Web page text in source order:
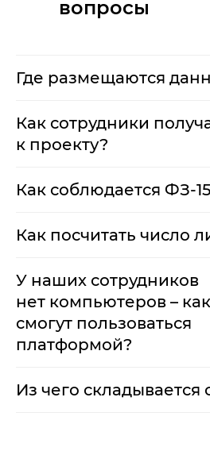
вопросы
Где размещаются
Как сотрудники
к проекту?
Как соблюдается ФЗ-
Как посчитать число
У наших сотрудников
нет компьютеров –
смогут пользоваться
платформой?
Из чего складывается